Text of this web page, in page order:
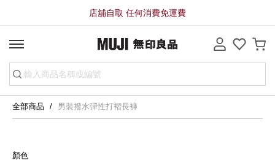
店舖自取 任何消費免運費
全部商品 男裝撥水彈性打褶長褲
顏色